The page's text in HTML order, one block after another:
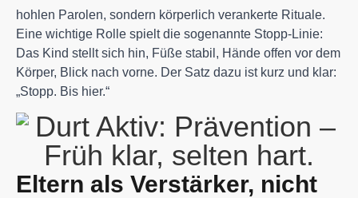
hohlen Parolen, sondern körperlich verankerte Rituale.
Eine wichtige Rolle spielt die sogenannte Stopp-Linie:
Das Kind stellt sich hin, Füße stabil, Hände offen vor dem
Körper, Blick nach vorne. Der Satz dazu ist kurz und klar:
„Stopp. Bis hier.“
Eltern als Verstärker, nicht